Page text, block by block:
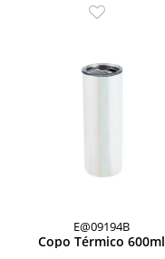
E@09194B
Copo Térmico 600ml